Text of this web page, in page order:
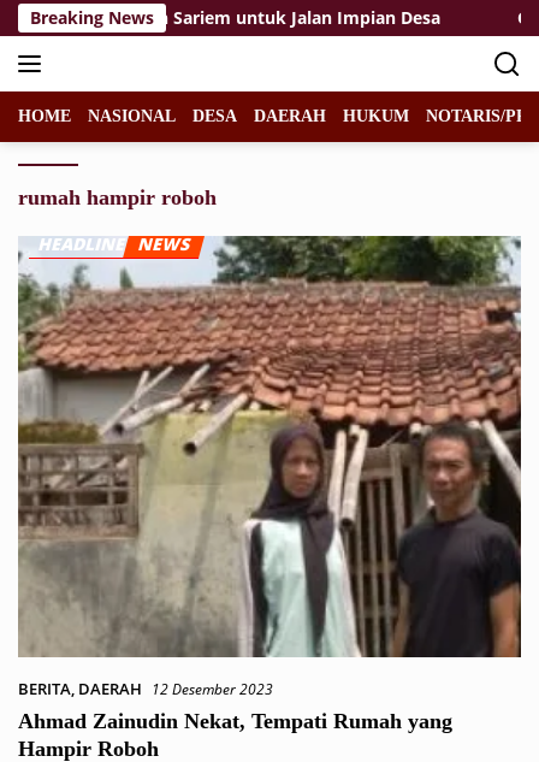
Langsung
ke
konten
Breaking NewsMbah Sariem untuk Jalan Impian Desa
HOME NASIONAL DESA DAERAH HUKUM NOTARIS/
rumah hampir roboh
BERITA, DAERAH 12 Desember 2023
Ahmad Zainudin Nekat, Tempati Rumah yang
Hampir Roboh